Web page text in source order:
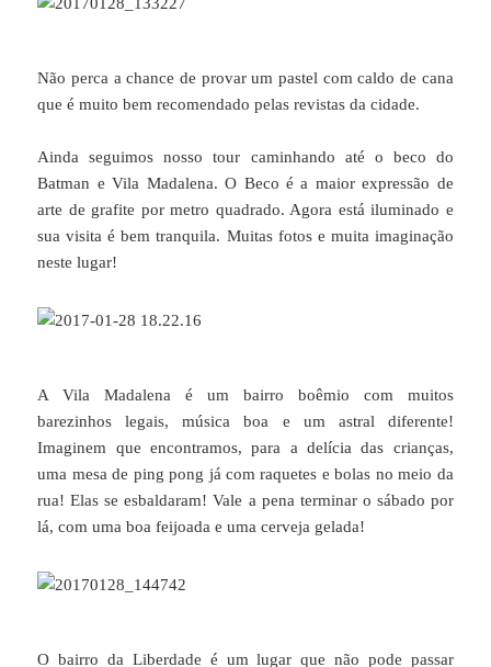
Não perca a chance de provar um pastel com caldo de cana
que é muito bem recomendado pelas revistas da cidade.
Ainda seguimos nosso tour caminhando até o beco do
Batman e Vila Madalena. O Beco é a maior expressão de
arte de grafite por metro quadrado. Agora está iluminado e
sua visita é bem tranquila. Muitas fotos e muita imaginação
neste lugar!
A Vila Madalena é um bairro boêmio com muitos
barezinhos legais, música boa e um astral diferente!
Imaginem que encontramos, para a delícia das crianças,
uma mesa de ping pong já com raquetes e bolas no meio da
rua! Elas se esbaldaram! Vale a pena terminar o sábado por
lá, com uma boa feijoada e uma cerveja gelada!
O bairro da Liberdade é um lugar que não pode passar